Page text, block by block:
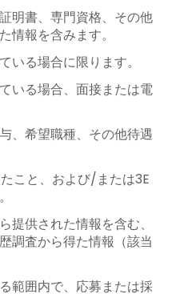
明書、専門資格、その他
情報を含みます。
いる場合に限ります。
いる場合、面接または電
、希望職種、その他待遇
こと、および/または3E
提供された情報を含む、
調査から得た情報（該当
範囲内で、応募または採